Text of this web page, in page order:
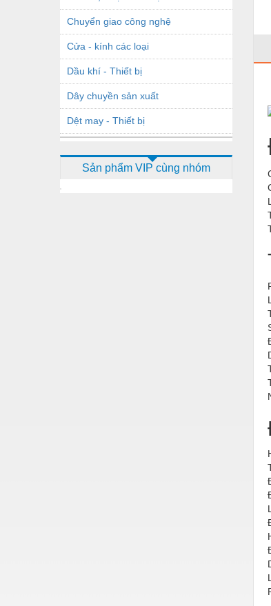
Chuyển giao công nghệ
Cửa - kính các loại
Dầu khí - Thiết bị
Dây chuyền sản xuất
Dệt may - Thiết bị
Dịch vụ - Thi công
Sản phẩm VIP cùng nhóm